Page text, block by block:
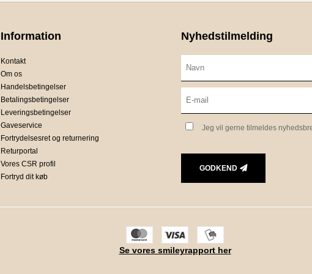
Information
Kontakt
Om os
Handelsbetingelser
Betalingsbetingelser
Leveringsbetingelser
Gaveservice
Fortrydelsesret og returnering
Returportal
Vores CSR profil
Fortryd dit køb
Nyhedstilmelding
Jeg vil gerne tilmeldes
GODKEND
Se vores smileyrapport her